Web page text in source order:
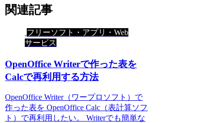
関連記事
フリーソフト・アプリ・Web
サービス
OpenOffice Writerで作った表を
Calcで再利用する方法
OpenOffice Writer（ワープロソフト）で
作った表を OpenOffice Calc（表計算ソフ
ト）で再利用したい。 Writerでも簡単な